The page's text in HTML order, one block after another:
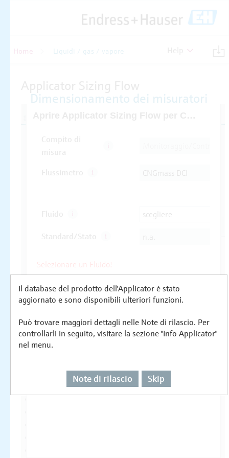
Home Liquidi / gas / vapore
Il database del prodotto dell'Applicator è stato
aggiornato e sono disponibili ulteriori funzioni.
Può trovare maggiori dettagli nelle Note di rilascio. Per
controllarli in seguito, visitare la sezione "Info Applicator"
nel menu.
Note di rilascio Skip